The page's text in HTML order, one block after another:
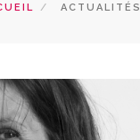
ACTUALITÉS